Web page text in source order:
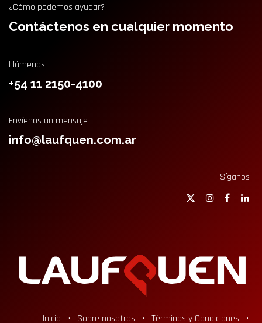
¿Cómo podemos ayudar?
Contáctenos en cualquier momento
Llámenos
+54 11 2150-4100
Envíenos un mensaje
info@laufquen.com.ar
Síganos
Inicio • Sobre nosotros • Términos y Condiciones •